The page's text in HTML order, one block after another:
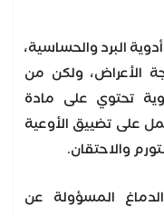
البرد والحساسية،
الأعراض، ولكن من
تحتوي على مادة
على تضييق الأوعية
والاحتقان.
الدماغ المسؤولة عن